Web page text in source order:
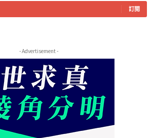
訂閱
- Advertisement -